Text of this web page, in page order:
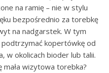
na ramię – nie w stylu
bezpośrednio za torebkę
na nadgarstek. W tym
kopertówkę od
w okolicach bioder lub talii.
mała wizytowa torebka?